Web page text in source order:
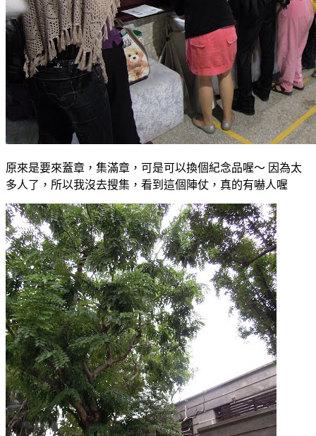
原來是要來蓋章，集滿章，可是可以換個紀念品喔～ 因為太
多人了，所以我沒去搜集，看到這個陣仗，真的有嚇人喔